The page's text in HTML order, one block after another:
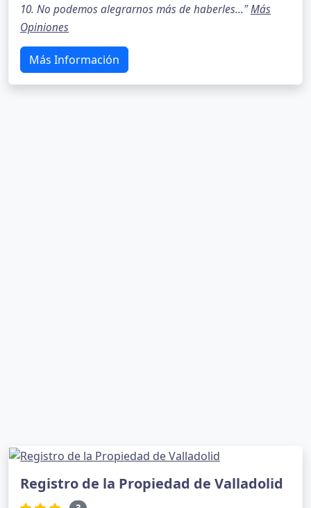
10. No podemos alegrarnos más de haberles..."Más
Opiniones
Más Información
Registro de la Propiedad de Valladolid